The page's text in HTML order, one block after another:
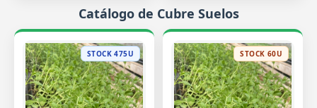
Catálogo de Cubre Suelos
STOCK 475U STOCK 60U